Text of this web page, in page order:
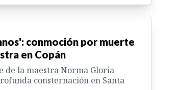
conmoción por muerte
en Copán
de la maestra Norma Gloria
consternación en Santa